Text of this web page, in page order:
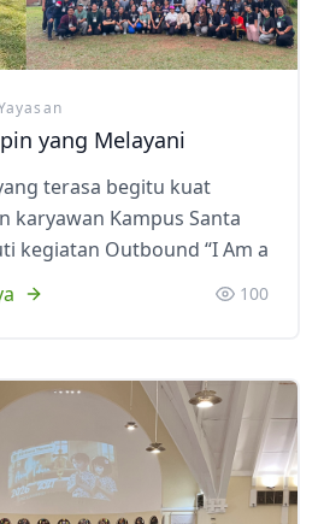
yang Melayani
terasa begitu kuat
karyawan Kampus Santa
kegiatan Outbound “I Am a
100